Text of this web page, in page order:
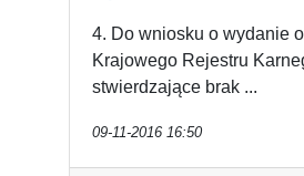
4. Do wniosku o wydanie
Krajowego Rejestru
stwierdzające brak ...
09-11-2016 16:50